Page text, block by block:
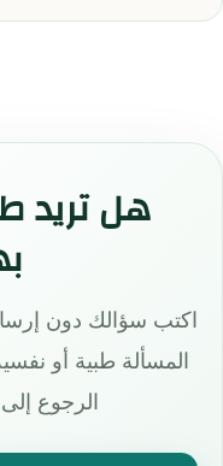
هل تريد
اكتب سؤالك دون
المسألة طبية أو
الرجوع